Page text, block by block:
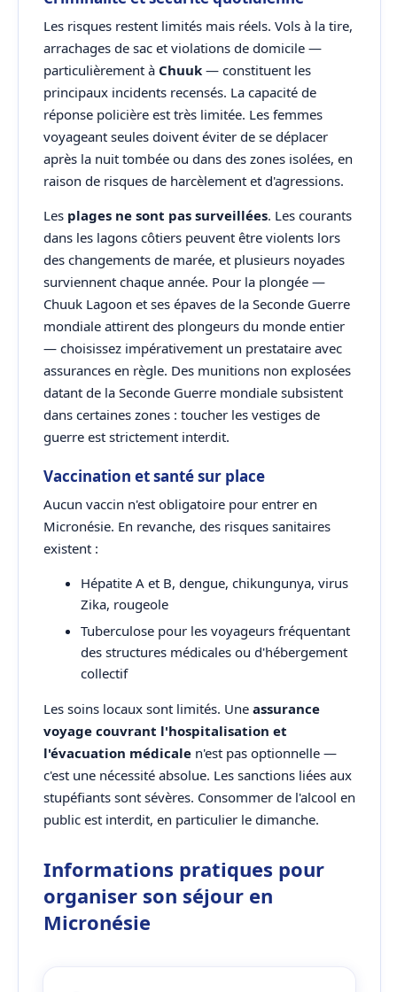
Les risques restent limités mais réels. Vols à la tire,
arrachages de sac et violations de domicile —
particulièrement à Chuuk — constituent les
principaux incidents recensés. La capacité de
réponse policière est très limitée. Les femmes
voyageant seules doivent éviter de se déplacer
après la nuit tombée ou dans des zones isolées, en
raison de risques de harcèlement et d'agressions.
Les plages ne sont pas surveillées. Les courants
dans les lagons côtiers peuvent être violents lors
des changements de marée, et plusieurs noyades
surviennent chaque année. Pour la plongée —
Chuuk Lagoon et ses épaves de la Seconde Guerre
mondiale attirent des plongeurs du monde entier
— choisissez impérativement un prestataire avec
assurances en règle. Des munitions non explosées
datant de la Seconde Guerre mondiale subsistent
dans certaines zones : toucher les vestiges de
guerre est strictement interdit.
Vaccination et santé sur place
Aucun vaccin n'est obligatoire pour entrer en
Micronésie. En revanche, des risques sanitaires
existent :
Hépatite A et B, dengue, chikungunya, virus
Zika, rougeole
Tuberculose pour les voyageurs fréquentant
des structures médicales ou d'hébergement
collectif
Les soins locaux sont limités. Une assurance
voyage couvrant l'hospitalisation et
l'évacuation médicale n'est pas optionnelle —
c'est une nécessité absolue. Les sanctions liées aux
stupéfiants sont sévères. Consommer de l'alcool en
public est interdit, en particulier le dimanche.
Informations pratiques pour
organiser son séjour en
Micronésie